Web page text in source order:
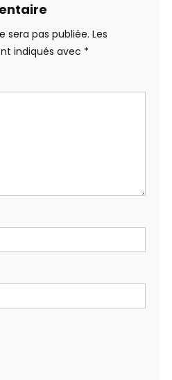
sera pas publiée. Les
indiqués avec *